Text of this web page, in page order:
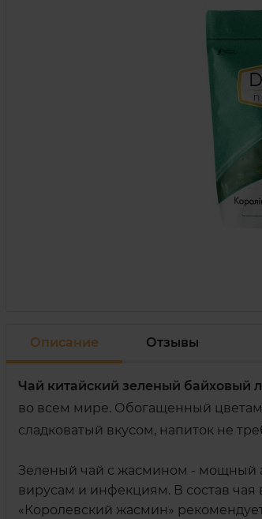
Описание Отзывы
Чай китайский зеленый байховый
во всем мире. Обогащенный
сладковатый вкусом, напиток не
Зеленый чай с жасмином - мощный
вирусам и инфекциям. В состав чая
«Королевский жасмин»